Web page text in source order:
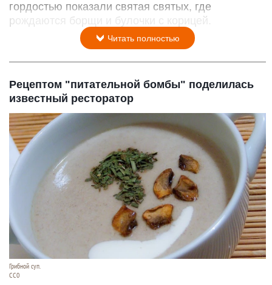
гордостью показали святая святых, где
рождаются борщи и булочки с корицей.
Читать полностью
Рецептом "питательной бомбы" поделилась
известный ресторатор
Грибной суп.
СС0